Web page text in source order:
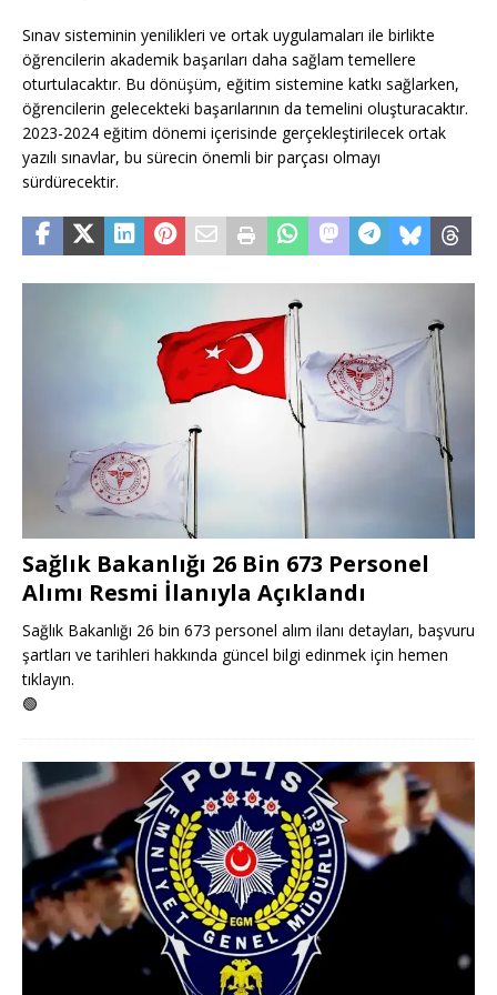
Sınav sisteminin yenilikleri ve ortak uygulamaları ile birlikte
öğrencilerin akademik başarıları daha sağlam temellere
oturtulacaktır. Bu dönüşüm, eğitim sistemine katkı sağlarken,
öğrencilerin gelecekteki başarılarının da temelini oluşturacaktır.
2023-2024 eğitim dönemi içerisinde gerçekleştirilecek ortak
yazılı sınavlar, bu sürecin önemli bir parçası olmayı
sürdürecektir.
Sağlık Bakanlığı 26 Bin 673 Personel
Alımı Resmi İlanıyla Açıklandı
Sağlık Bakanlığı 26 bin 673 personel alım ilanı detayları, başvuru
şartları ve tarihleri hakkında güncel bilgi edinmek için hemen
tıklayın.
🟢